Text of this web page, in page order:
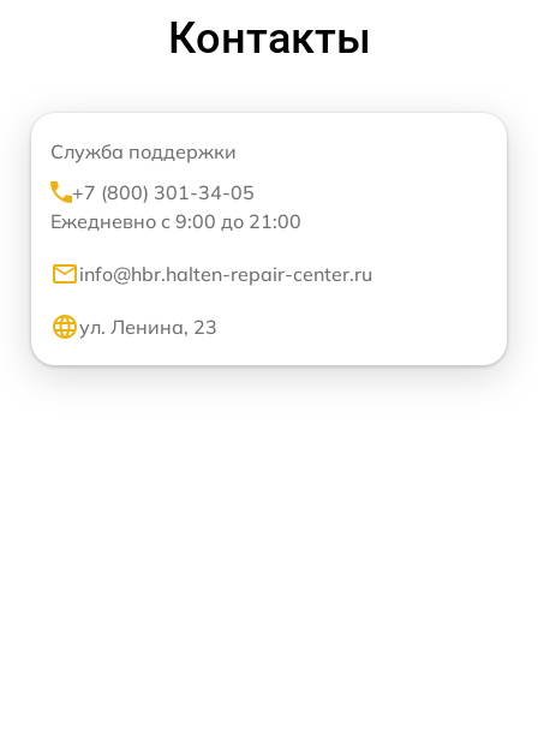
Контакты
Служба поддержки
+7 (800) 301-34-05
Ежедневно с 9:00 до 21:00
info@hbr.halten-repair-center.ru
ул. Ленина, 23